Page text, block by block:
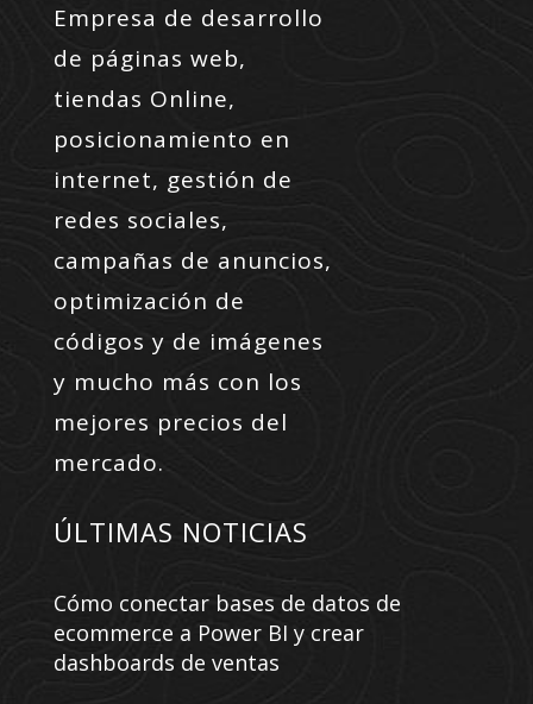
Empresa de desarrollo
de páginas web,
tiendas Online,
posicionamiento en
internet, gestión de
redes sociales,
campañas de anuncios,
optimización de
códigos y de imágenes
y mucho más con los
mejores precios del
mercado.
ÚLTIMAS NOTICIAS
Cómo conectar bases de datos de
ecommerce a Power BI y crear
dashboards de ventas